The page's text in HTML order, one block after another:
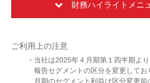
財務ハイライトメニ
ご利用上の注意
・当社は2025年４月期第１四半期よ
報告セグメントの区分を変更してお
月期のセグメント利益は区分変更